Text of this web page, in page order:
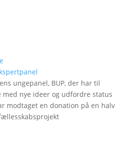
ungepanel, BUP, der har til
med nye ideer og udfordre status
modtaget en donation på en halv